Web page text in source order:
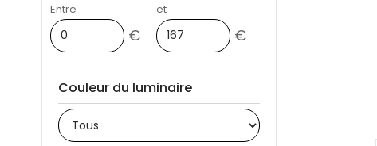
Entre
€
et
€
Couleur du luminaire